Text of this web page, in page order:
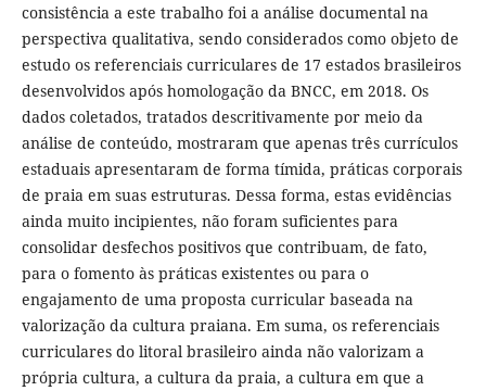
consistência a este trabalho foi a análise documental na
perspectiva qualitativa, sendo considerados como objeto de
estudo os referenciais curriculares de 17 estados brasileiros
desenvolvidos após homologação da BNCC, em 2018. Os
dados coletados, tratados descritivamente por meio da
análise de conteúdo, mostraram que apenas três currículos
estaduais apresentaram de forma tímida, práticas corporais
de praia em suas estruturas. Dessa forma, estas evidências
ainda muito incipientes, não foram suficientes para
consolidar desfechos positivos que contribuam, de fato,
para o fomento às práticas existentes ou para o
engajamento de uma proposta curricular baseada na
valorização da cultura praiana. Em suma, os referenciais
curriculares do litoral brasileiro ainda não valorizam a
própria cultura, a cultura da praia, a cultura em que a